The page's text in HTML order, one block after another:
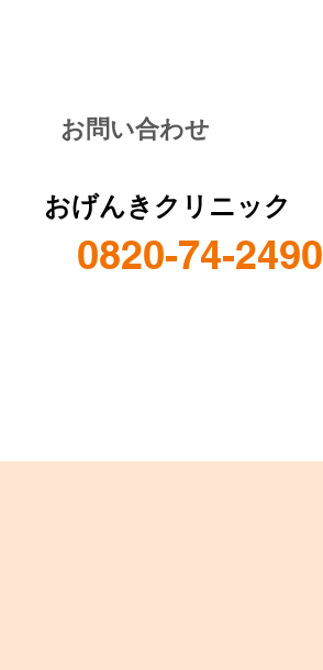
お問い合わせ
おげんきクリニック
0820-74-2490